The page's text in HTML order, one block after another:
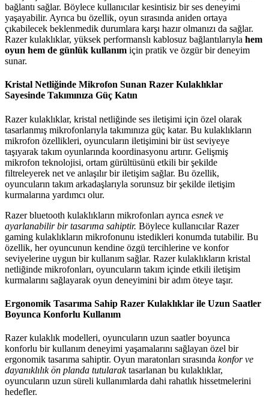
bağlantı sağlar. Böylece kullanıcılar kesintisiz bir ses deneyimi
yaşayabilir. Ayrıca bu özellik, oyun sırasında aniden ortaya
çıkabilecek beklenmedik durumlara karşı hazır olmanızı da sağlar.
Razer kulaklıklar, yüksek performanslı kablosuz bağlantılarıyla hem
oyun hem de günlük kullanım için pratik ve özgür bir deneyim
sunar.
Kristal Netliğinde Mikrofon Sunan Razer Kulaklıklar
Sayesinde Takımınıza Güç Katın
Razer kulaklıklar, kristal netliğinde ses iletişimi için özel olarak
tasarlanmış mikrofonlarıyla takımınıza güç katar. Bu kulaklıkların
mikrofon özellikleri, oyuncuların iletişimini bir üst seviyeye
taşıyarak takım oyunlarında koordinasyonu artırır. Gelişmiş
mikrofon teknolojisi, ortam gürültüsünü etkili bir şekilde
filtreleyerek net ve anlaşılır bir iletişim sağlar. Bu özellik,
oyuncuların takım arkadaşlarıyla sorunsuz bir şekilde iletişim
kurmalarına yardımcı olur.
Razer bluetooth kulaklıkların mikrofonları ayrıca esnek ve
ayarlanabilir bir tasarıma sahiptir. Böylece kullanıcılar Razer
gaming kulaklıkların mikrofonunu istedikleri konumda tutabilir. Bu
özellik, her oyuncunun kendine özgü tercihlerine ve konfor
seviyelerine uygun bir kullanım sağlar. Razer kulaklıkların kristal
netliğinde mikrofonları, oyuncuların takım içinde etkili iletişim
kurmalarını sağlayarak oyun deneyimini bir adım öteye taşır.
Ergonomik Tasarıma Sahip Razer Kulaklıklar ile Uzun Saatler
Boyunca Konforlu Kullanım
Razer kulaklık modelleri, oyuncuların uzun saatler boyunca
konforlu bir kullanım deneyimi yaşamalarını sağlayan özel bir
ergonomik tasarıma sahiptir. Oyun maratonları sırasında konfor ve
dayanıklılık ön planda tutularaktasarlanan bu kulaklıklar,
oyuncuların uzun süreli kullanımlarda dahi rahatlık hissetmelerini
hedefler.